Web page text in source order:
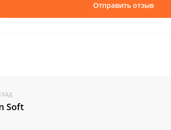
Отправить отзыв
Soft